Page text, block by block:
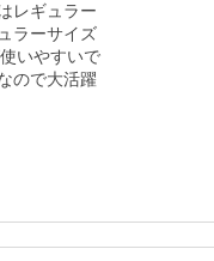
レギュラー
ラーサイズ
いやすいで
ので大活躍